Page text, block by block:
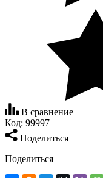
В сравнение
Код: 99997
Поделиться
Поделиться